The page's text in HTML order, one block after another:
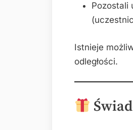
Pozostali
Istnieje
odległości.